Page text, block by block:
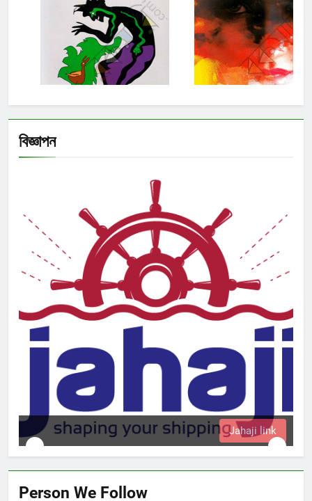
বিজ্ঞাপন
Jahaji link
Person We Follow